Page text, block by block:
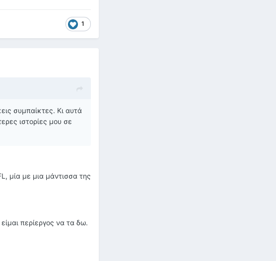
1
συμπαίκτες. Κι αυτά
ιστορίες μου σε
μία με μια μάντισσα της
περίεργος να τα δω.